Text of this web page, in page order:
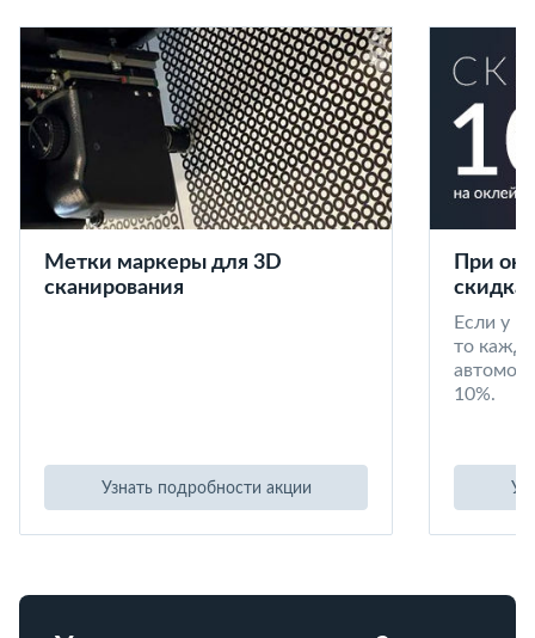
Метки маркеры для 3D
сканирования
Узнать подробности акции
При
скидка
Если у
то
10%.